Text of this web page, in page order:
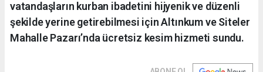
vatandaşların kurban ibadetini hijyenik ve düzenli
şekilde yerine getirebilmesi için Altınkum ve Siteler
Mahalle Pazarı’nda ücretsiz kesim hizmeti sundu.